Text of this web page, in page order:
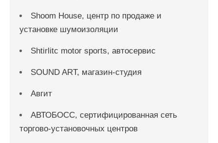
Shoom House, центр по продаже и
установке шумоизоляции
Shtirlitc motor sports, автосервис
SOUND ART, магазин-студия
Авгит
АВТОБОСС, сертифицированная сеть
торгово-установочных центров